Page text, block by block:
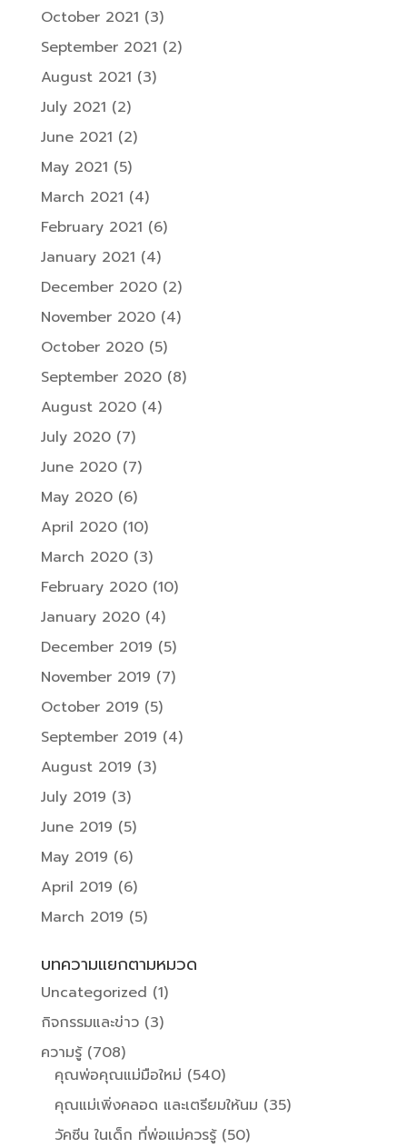
October 2021 (3)
September 2021 (2)
August 2021 (3)
July 2021 (2)
June 2021 (2)
May 2021 (5)
March 2021 (4)
February 2021 (6)
January 2021 (4)
December 2020(2)
November 2020(4)
October 2020(5)
September 2020(8)
August 2020(4)
July 2020(7)
June 2020(7)
May 2020(6)
April 2020(10)
March 2020(3)
February 2020(10)
January 2020(4)
December 2019 (5)
November 2019 (7)
October 2019 (5)
September 2019 (4)
August 2019 (3)
July 2019 (3)
June 2019 (5)
May 2019 (6)
April 2019 (6)
March 2019 (5)
บทความแยกตามหมวด
Uncategorized (1)
กิจกรรมและข่าว(3)
ความรู้(708)
คุณพ่อคุณแม่มือใหม่ (540)
คุณแม่เพิ่งคลอด และเตรียมให้นม (35)
วัคซีน ในเด็ก ที่พ่อแม่ควรรู้(50)